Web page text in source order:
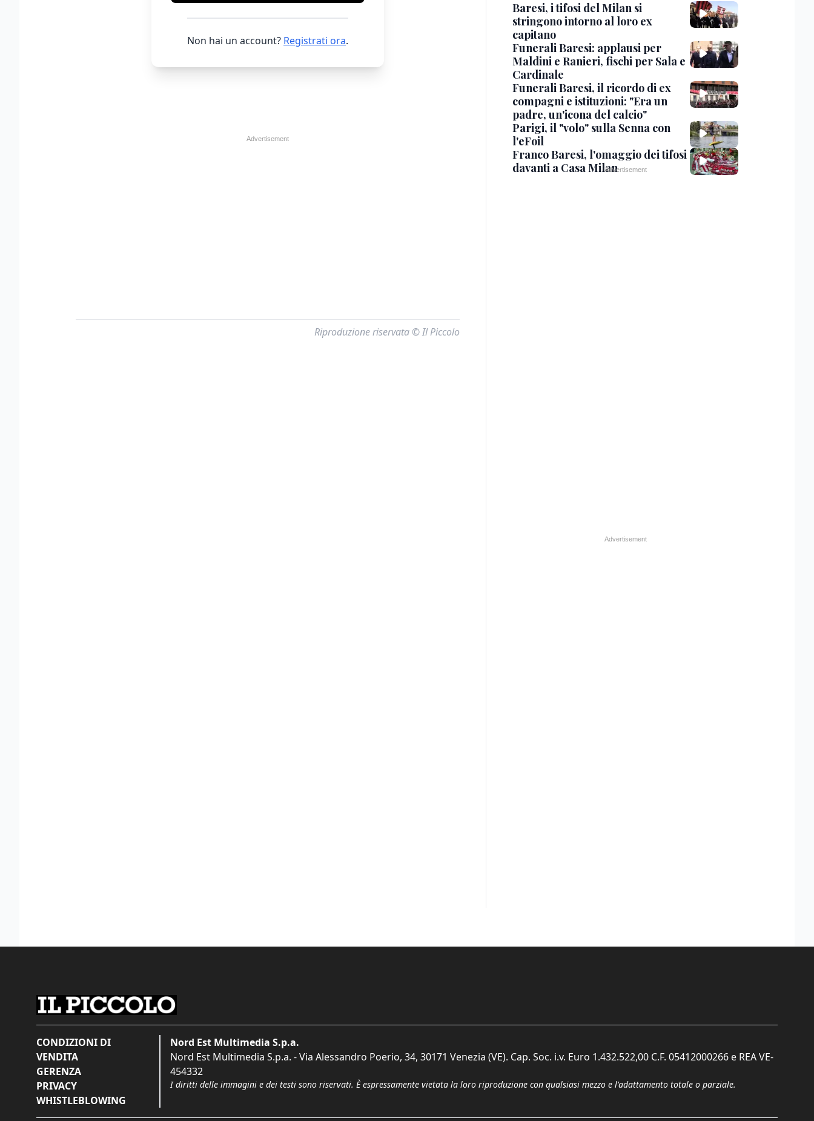
Non hai un account? Registrati ora.
Riproduzione riservata © Il Piccolo
Baresi, i tifosi del Milan si
stringono intorno al loro ex
capitano
Funerali Baresi: applausi per
Maldini e Ranieri, fischi per Sala e
Cardinale
Funerali Baresi, il ricordo di ex
compagni e istituzioni: "Era un
padre, un'icona del calcio"
Parigi, il "volo" sulla Senna con
l'eFoil
Franco Baresi, l'omaggio dei tifosi
davanti a Casa Milan
CONDIZIONI DI
VENDITA
GERENZA
PRIVACY
WHISTLEBLOWING
Nord Est Multimedia S.p.a.
Nord Est Multimedia S.p.a. - Via Alessandro Poerio, 34, 30171 Venezia (VE). Cap. Soc. i.v. Euro 1.432.522,00 C.F. 05412000266 e REA VE-
454332
I diritti delle immagini e dei testi sono riservati. È espressamente vietata la loro riproduzione con qualsiasi mezzo e l'adattamento totale o parziale.